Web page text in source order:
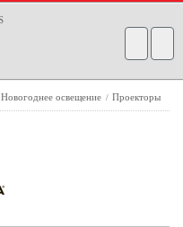
Новогоднее освещение / Проекторы